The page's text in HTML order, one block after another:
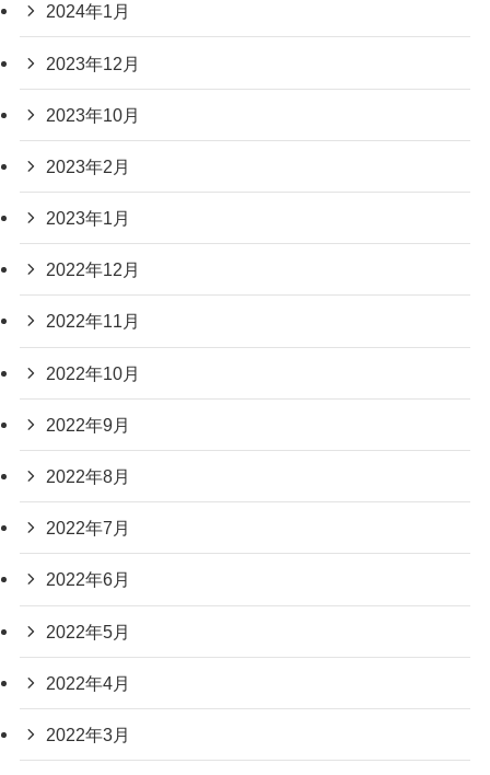
2024年1月
2023年12月
2023年10月
2023年2月
2023年1月
2022年12月
2022年11月
2022年10月
2022年9月
2022年8月
2022年7月
2022年6月
2022年5月
2022年4月
2022年3月